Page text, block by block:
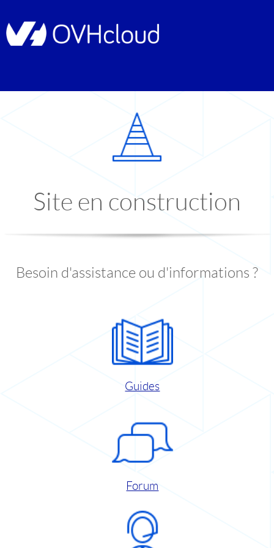
Site en construction
Besoin d'assistance ou d'informations ?
Guides
Forum